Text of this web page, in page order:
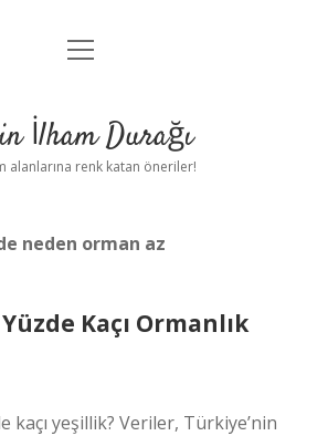
Anasayfa
Yasal Uyarı
menüyü
İlham Durağı
alanlarına renk katan öneriler!
neden orman az
Kaçı Ormanlık
kaçı yeşillik? Veriler, Türkiye’nin